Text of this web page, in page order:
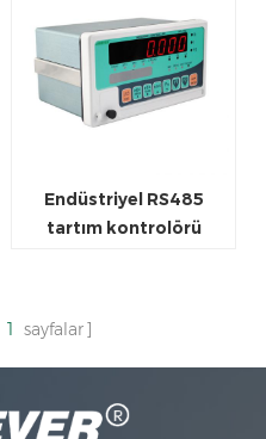
Endüstriyel RS485
tartım kontrolörü
1 sayfalar